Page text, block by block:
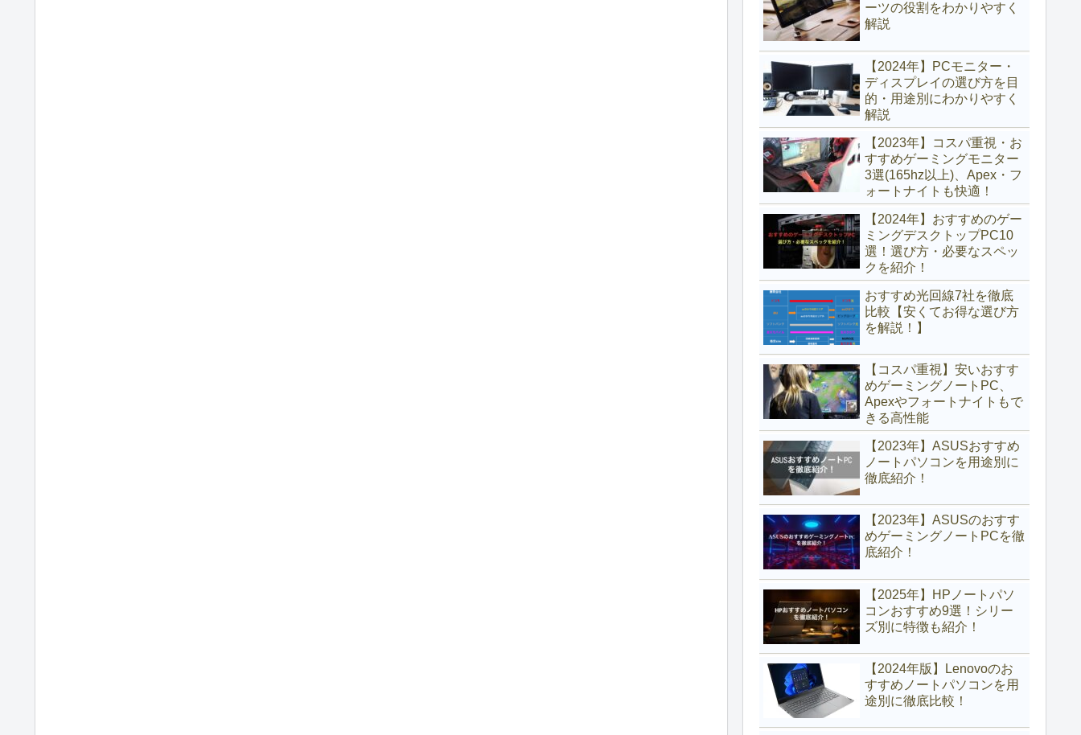
ーツの役割をわかりやすく
解説
【2024年】PCモニター・
ディスプレイの選び方を目
的・用途別にわかりやすく
解説
【2023年】コスパ重視・お
すすめゲーミングモニター
3選(165hz以上)、Apex・フ
ォートナイトも快適！
【2024年】おすすめのゲー
ミングデスクトップPC10
選！選び方・必要なスペッ
クを紹介！
おすすめ光回線7社を徹底
比較【安くてお得な選び方
を解説！】
【コスパ重視】安いおすす
めゲーミングノートPC、
Apexやフォートナイトもで
きる高性能
【2023年】ASUSおすすめ
ノートパソコンを用途別に
徹底紹介！
【2023年】ASUSのおすす
めゲーミングノートPCを徹
底紹介！
【2025年】HPノートパソ
コンおすすめ9選！シリー
ズ別に特徴も紹介！
【2024年版】Lenovoのお
すすめノートパソコンを用
途別に徹底比較！